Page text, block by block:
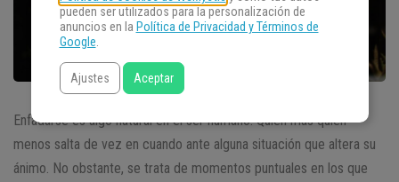
Enfadarse es algo natural en el ser humano. Quien más quien
menos salta de vez en cuando ante alguna situación que altera su
ánimo. No obstante, se trata de momentos puntuales en los que
pueden ser utilizados para la personalización de
anuncios en la Política de Privacidad y Términos de
Google.
Ajustes Aceptar